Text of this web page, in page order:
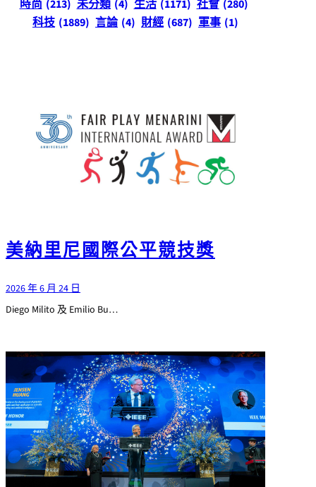
時尚 (213) 未分類 (4) 生活 (1171) 社會 (280)
科技 (1889) 言論 (4) 財經 (687) 軍事 (1)
美納里尼國際公平競技獎
2026 年 6 月 24 日
Diego Milito 及 Emilio Bu…